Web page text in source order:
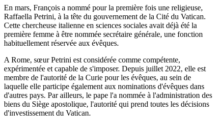
En mars, François a nommé pour la première fois une religieuse,
Raffaella Petrini, à la tête du gouvernement de la Cité du Vatican.
Cette chercheuse italienne en sciences sociales avait déjà été la
première femme à être nommée secrétaire générale, une fonction
habituellement réservée aux évêques.
A Rome, sœur Petrini est considérée comme compétente,
expérimentée et capable de s'imposer. Depuis juillet 2022, elle est
membre de l'autorité de la Curie pour les évêques, au sein de
laquelle elle participe également aux nominations d'évêques dans
d'autres pays. Par ailleurs, le pape l'a nommée à l'administration des
biens du Siège apostolique, l'autorité qui prend toutes les décisions
d'investissement du Vatican.